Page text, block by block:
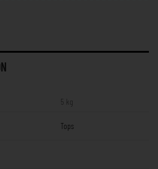
5 kg
Tops